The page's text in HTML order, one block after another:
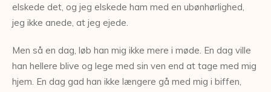
elskede det, og jeg elskede ham med en ubønhørlighed,
jeg ikke anede, at jeg ejede.
Men så en dag, løb han mig ikke mere i møde. En dag ville
han hellere blive og lege med sin ven end at tage med mig
hjem. En dag gad han ikke længere gå med mig i biffen,